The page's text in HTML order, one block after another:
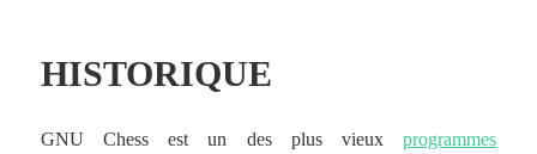
HISTORIQUE
GNU Chess est un des plus vieuxprogrammes